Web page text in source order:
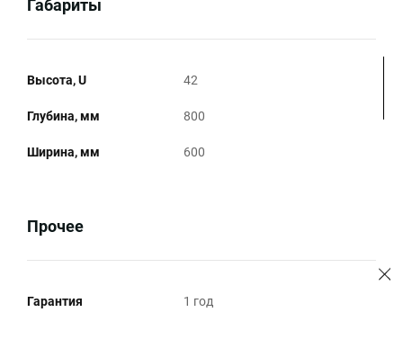
Габариты
Высота, U 42
Глубина, мм 800
Ширина, мм 600
Прочее
Гарантия 1 год